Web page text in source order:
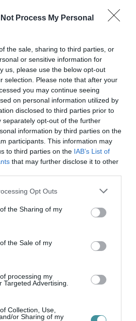
Not Process My Personal
the sale, sharing to third parties, or
or sensitive information for
us, please use the below opt-out
selection. Please note that after your
you may continue seeing
on personal information utilized by
disclosed to third parties prior to
separately opt-out of the further
information by third parties on the
participants. This information may
to third parties on the IAB’s List of
that may further disclose it to other
app uses one or more Google
or usage behaviour. You may click to
to Google and its third-party tags to
specified purposes in below Google
Opt Outs
the Sharing of my
the Sale of my
processing my
Targeted Advertising.
Collection, Use,
or Sharing of my
is reagált arra a parlamenti jelenetre,
a sükösdi SUGO Tamburazenekar
ÜGYEK Google Hírek oldalán!